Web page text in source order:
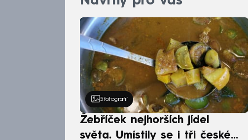
5 fotografií
Žebříček nejhorších jídel
světa. Umístily se i tři české